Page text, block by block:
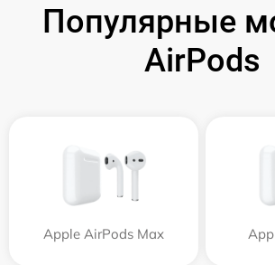
Популярные
AirPods
Apple AirPods Max